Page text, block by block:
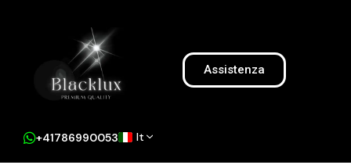
Assistenza
+41786990053 It